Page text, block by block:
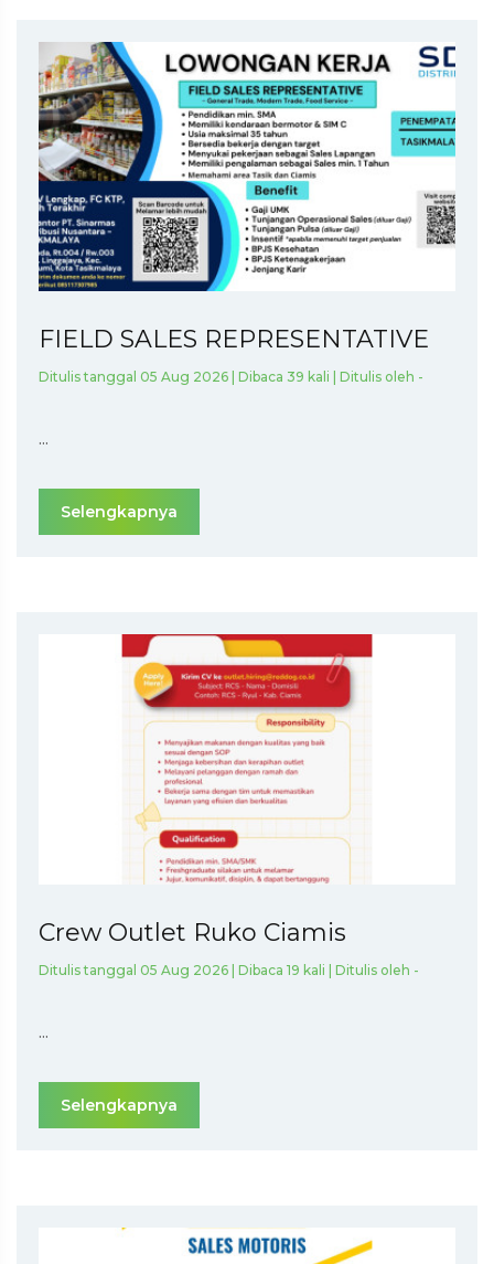
FIELD SALES REPRESENTATIVE
Ditulis tanggal 05 Aug 2026 | Dibaca 39 kali | Ditulis oleh -
...
Selengkapnya
Crew Outlet Ruko Ciamis
Ditulis tanggal 05 Aug 2026 | Dibaca 19 kali | Ditulis oleh -
...
Selengkapnya